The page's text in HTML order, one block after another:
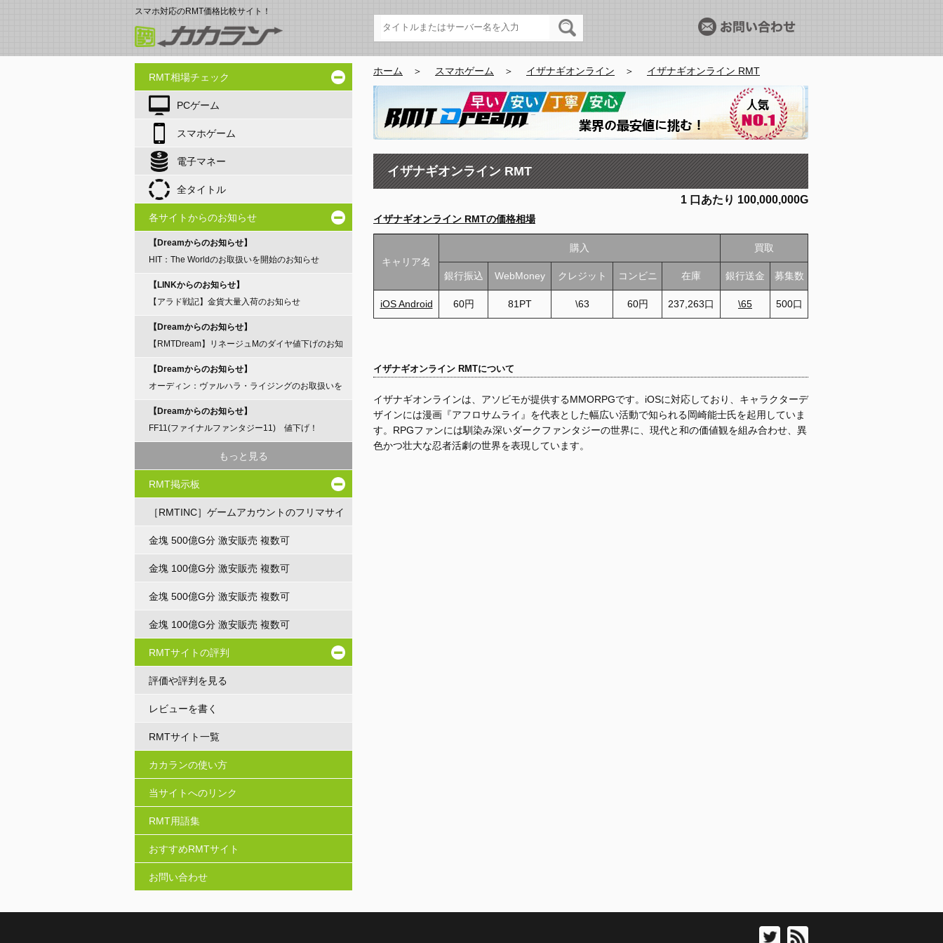
スマホ対応のRMT価格比較サイト！
RMT相場チェック
PCゲーム
スマホゲーム
電子マネー
全タイトル
各サイトからのお知らせ
【Dreamからのお知らせ】
HIT：The Worldのお取扱いを開始のお知らせ
【LINKからのお知らせ】
【アラド戦記】金貨大量入荷のお知らせ
【Dreamからのお知らせ】
【RMTDream】リネージュMのダイヤ値下げのお知
【Dreamからのお知らせ】
オーディン：ヴァルハラ・ライジングのお取扱いを
【Dreamからのお知らせ】
FF11(ファイナルファンタジー11) 値下げ！
もっと見る
RMT掲示板
［RMTINC］ゲームアカウントのフリマサイ
ト
金塊 500億G分 激安販売 複数可
金塊 100億G分 激安販売 複数可
金塊 500億G分 激安販売 複数可
金塊 100億G分 激安販売 複数可
RMTサイトの評判
評価や評判を見る
レビューを書く
RMTサイト一覧
カカランの使い方
当サイトへのリンク
RMT用語集
おすすめRMTサイト
お問い合わせ
ホーム ＞ スマホゲーム ＞ イザナギオンライン ＞ イザナギオンライン RMT
イザナギオンライン RMT
1 口あたり 100,000,000G
イザナギオンライン RMTの価格相場
キャリア名
購入 買取
銀行振込 WebMoney クレジット コンビニ 在庫 銀行送金 募集数
iOS Android 60円 81PT \63 60円 237,263口 \65 500口
イザナギオンライン RMTについて
イザナギオンラインは、アソビモが提供するMMORPGです。iOSに対応しており、キャラクターデ
ザインには漫画『アフロサムライ』を代表とした幅広い活動で知られる岡崎能士氏を起用していま
す。RPGファンには馴染み深いダークファンタジーの世界に、現代と和の価値観を組み合わせ、異
色かつ壮大な忍者活劇の世界を表現しています。